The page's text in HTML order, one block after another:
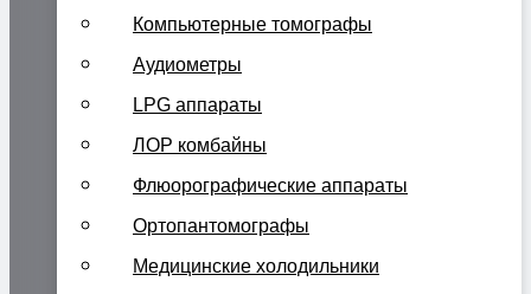
Компьютерные томографы
Аудиометры
LPG аппараты
ЛОР комбайны
Флюорографические аппараты
Ортопантомографы
Медицинские холодильники